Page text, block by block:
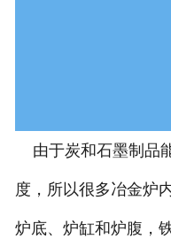
由于炭和石墨制品
度，所以很多冶金炉
炉底、炉缸和炉腹，